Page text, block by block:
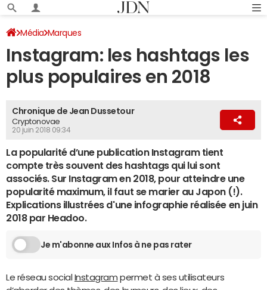
Média Marques
Instagram: les hashtags les
plus populaires en 2018
Chronique de Jean Dussetour
Cryptonovae
20 juin 2018 09:34
La popularité d’une publication Instagram tient
compte très souvent des hashtags qui lui sont
associés. Sur Instagram en 2018, pour atteindre une
popularité maximum, il faut se marier au Japon (!).
Explications illustrées d'une infographie réalisée en juin
2018 par Headoo.
Je m'abonne aux Infos à ne pas rater
Le réseau social Instagram permet à ses utilisateurs